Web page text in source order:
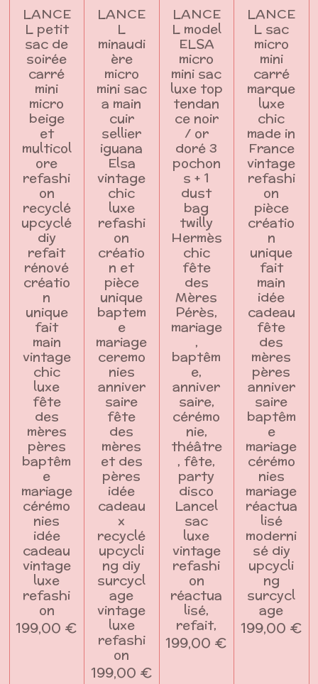
LANCE
L petit
sac de
soirée
carré
mini
micro
beige
et
multicol
ore
refashi
on
recyclé
upcyclé
diy
refait
rénové
créatio
n
unique
fait
main
vintage
chic
luxe
fête
des
mères
pères
baptêm
e
mariage
cérémo
nies
idée
cadeau
vintage
luxe
refashi
on
199,00 €
LANCE
L
minaudi
ère
micro
mini sac
a main
cuir
sellier
iguana
Elsa
vintage
chic
luxe
refashi
on
créatio
n et
pièce
unique
baptem
e
mariage
ceremo
nies
anniver
saire
fête
des
mères
et des
pères
idée
cadeau
x
recyclé
upcycli
ng diy
surcycl
age
vintage
luxe
refashi
on
199,00 €
LANCE
L model
ELSA
micro
mini sac
luxe top
tendan
ce noir
/ or
doré 3
pochon
s + 1
dust
bag
twilly
Hermès
chic
fête
des
Mères
Pérès,
mariage
,
baptêm
e,
anniver
saire,
cérémo
nie,
théâtre
, fête,
party
disco
Lancel
sac
luxe
vintage
refashi
on
réactua
lisé,
refait,
199,00 €
LANCE
L sac
micro
mini
carré
marque
luxe
chic
made in
France
vintage
refashi
on
pièce
créatio
n
unique
fait
main
idée
cadeau
fête
des
mères
pères
anniver
saire
baptêm
e
mariage
cérémo
nies
mariage
réactua
lisé
moderni
sé diy
upcycli
ng
surcycl
age
199,00 €